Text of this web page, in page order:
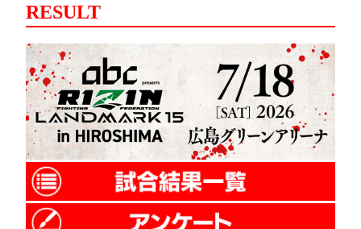
RESULT